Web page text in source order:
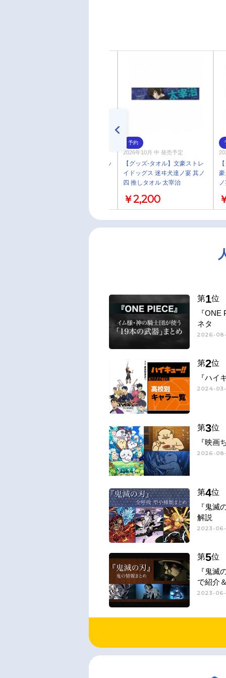
【コミック】文豪ストレイドッ
予約
2026年10月 中 発売予定
【グッズ-タオル】文豪ストレ
イドッグス 迷ヰ犬達ノ宴 其ノ
四 推しタオル 太宰治
￥2,200
第1位
『
ネタ
2026-
第2位
『ハイ
2024-
第3位
『映画
2026-
第4位
『鬼滅
解説
2023-
第5位
『鬼滅
で紹介
2023-